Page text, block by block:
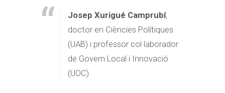
Josep Xurigué Camprubí,
doctor en Ciències Polítiques
(UAB) i professor col·laborador
de Govern Local i Innovació
(UOC)